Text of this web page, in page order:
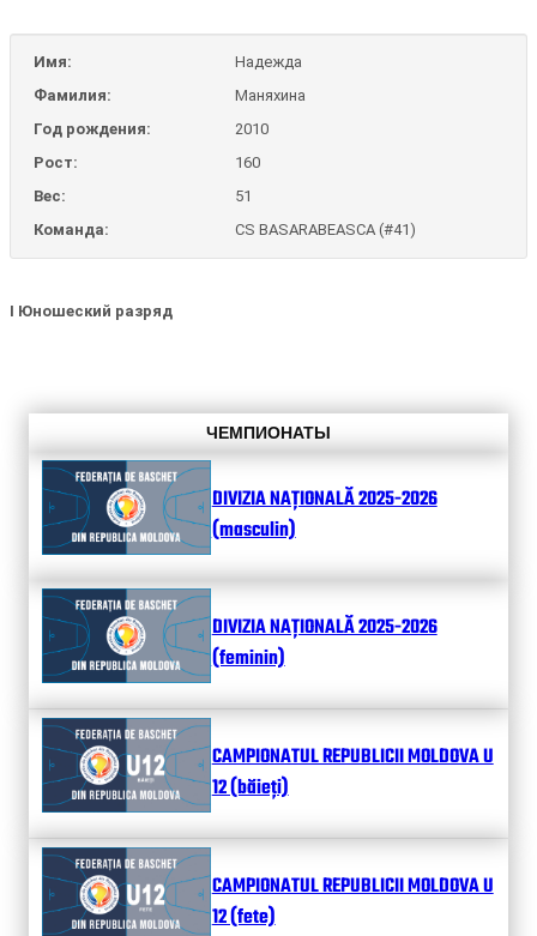
Имя:
Надежда
Фамилия:
Маняхина
Год рождения:
2010
Рост:
160
Вес:
51
Команда:
CS BASARABEASCA (#41)
I Юношеский разряд
ЧЕМПИОНАТЫ
DIVIZIA NAȚIONALĂ 2025-2026
(masculin)
DIVIZIA NAȚIONALĂ 2025-2026
(feminin)
CAMPIONATUL REPUBLICII MOLDOVA U
12 (băieți)
CAMPIONATUL REPUBLICII MOLDOVA U
12 (fete)